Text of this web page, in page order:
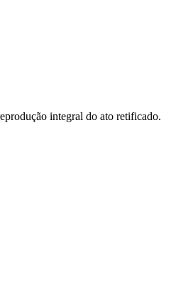
integral do ato retificado.